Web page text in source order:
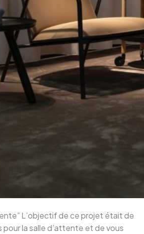
L’objectif de ce projet était de
la salle d’attente et de vous